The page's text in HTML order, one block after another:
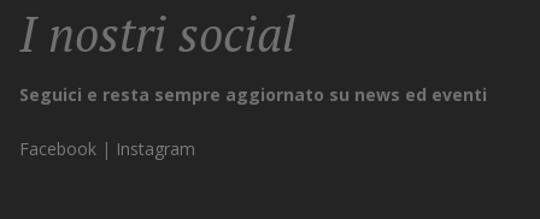
I nostri social
Seguici e resta sempre aggiornato su news ed eventi
Facebook | Instagram